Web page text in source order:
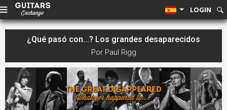
LOGIN
¿Qué pasó con...? Los grandes desaparecidos
Por Paul Rigg